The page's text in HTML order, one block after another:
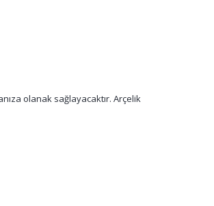
olanak sağlayacaktır. Arçelik